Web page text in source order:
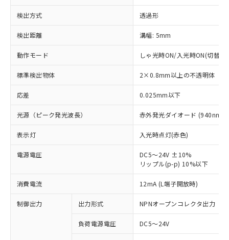
検出方式 透過形
検出距離 溝幅: 5mm
動作モード しゃ光時ON/入光時ON(切替可)
標準検出物体 2×0.8mm以上の不透明体
応差 0.025mm以下
光源（ピーク発光波長） 赤外発光ダイオード (940nm)
表示灯 入光時点灯(赤色)
電源電圧
DC5～24V ±10%
リップル(p-p) 10%以下
消費電流 12mA (L端子開放時)
制御出力 出力形式 NPNオープンコレクタ出力
負荷電源電圧 DC5～24V
※1 対応状況
対応済み：EU RoHS指令（10物質）の
非含有に対応した製品が提供可能な商品で
対応予定：EU RoHS指令（10物質）の非含